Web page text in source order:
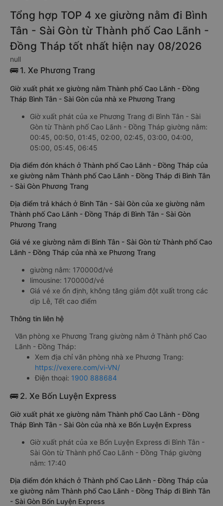
Tổng hợp TOP 4 xe giường nằm đi Bình
Tân - Sài Gòn từ Thành phố Cao Lãnh -
Đồng Tháp tốt nhất hiện nay 08/2026
null
🚌 1. Xe Phương Trang
Giờ xuất phát xe giường nằm Thành phố Cao Lãnh - Đồng
Tháp Bình Tân - Sài Gòn của nhà xe Phương Trang
Giờ xuất phát của xe Phương Trang đi Bình Tân - Sài
Gòn từ Thành phố Cao Lãnh - Đồng Tháp giường nằm:
00:45, 00:50, 01:45, 02:00, 02:45, 03:00, 04:00,
05:00, 05:45, 06:45
Địa điểm đón khách ở Thành phố Cao Lãnh - Đồng Tháp của
xe giường nằm Thành phố Cao Lãnh - Đồng Tháp đi Bình Tân
- Sài Gòn Phương Trang
Địa điểm trả khách ở Bình Tân - Sài Gòn của xe giường nằm
Thành phố Cao Lãnh - Đồng Tháp đi Bình Tân - Sài Gòn
Phương Trang
Giá vé xe giường nằm đi Bình Tân - Sài Gòn từ Thành phố Cao
Lãnh - Đồng Tháp của nhà xe Phương Trang
giường nằm: 170000đ/vé
limousine: 170000đ/vé
Giá vé xe ổn định, không tăng giảm đột xuất trong các
dịp Lễ, Tết cao điểm
Thông tin liên hệ
Văn phòng xe Phương Trang giường nằm ở Thành phố Cao
Lãnh - Đồng Tháp:
Xem địa chỉ văn phòng nhà xe Phương Trang:
https://vexere.com/vi-VN/
Điện thoại: 1900 888684
🚌 2. Xe Bốn Luyện Express
Giờ xuất phát xe giường nằm Thành phố Cao Lãnh - Đồng
Tháp Bình Tân - Sài Gòn của nhà xe Bốn Luyện Express
Giờ xuất phát của xe Bốn Luyện Express đi Bình Tân -
Sài Gòn từ Thành phố Cao Lãnh - Đồng Tháp giường
nằm: 17:40
Địa điểm đón khách ở Thành phố Cao Lãnh - Đồng Tháp của
xe giường nằm Thành phố Cao Lãnh - Đồng Tháp đi Bình Tân
- Sài Gòn Bốn Luyện Express